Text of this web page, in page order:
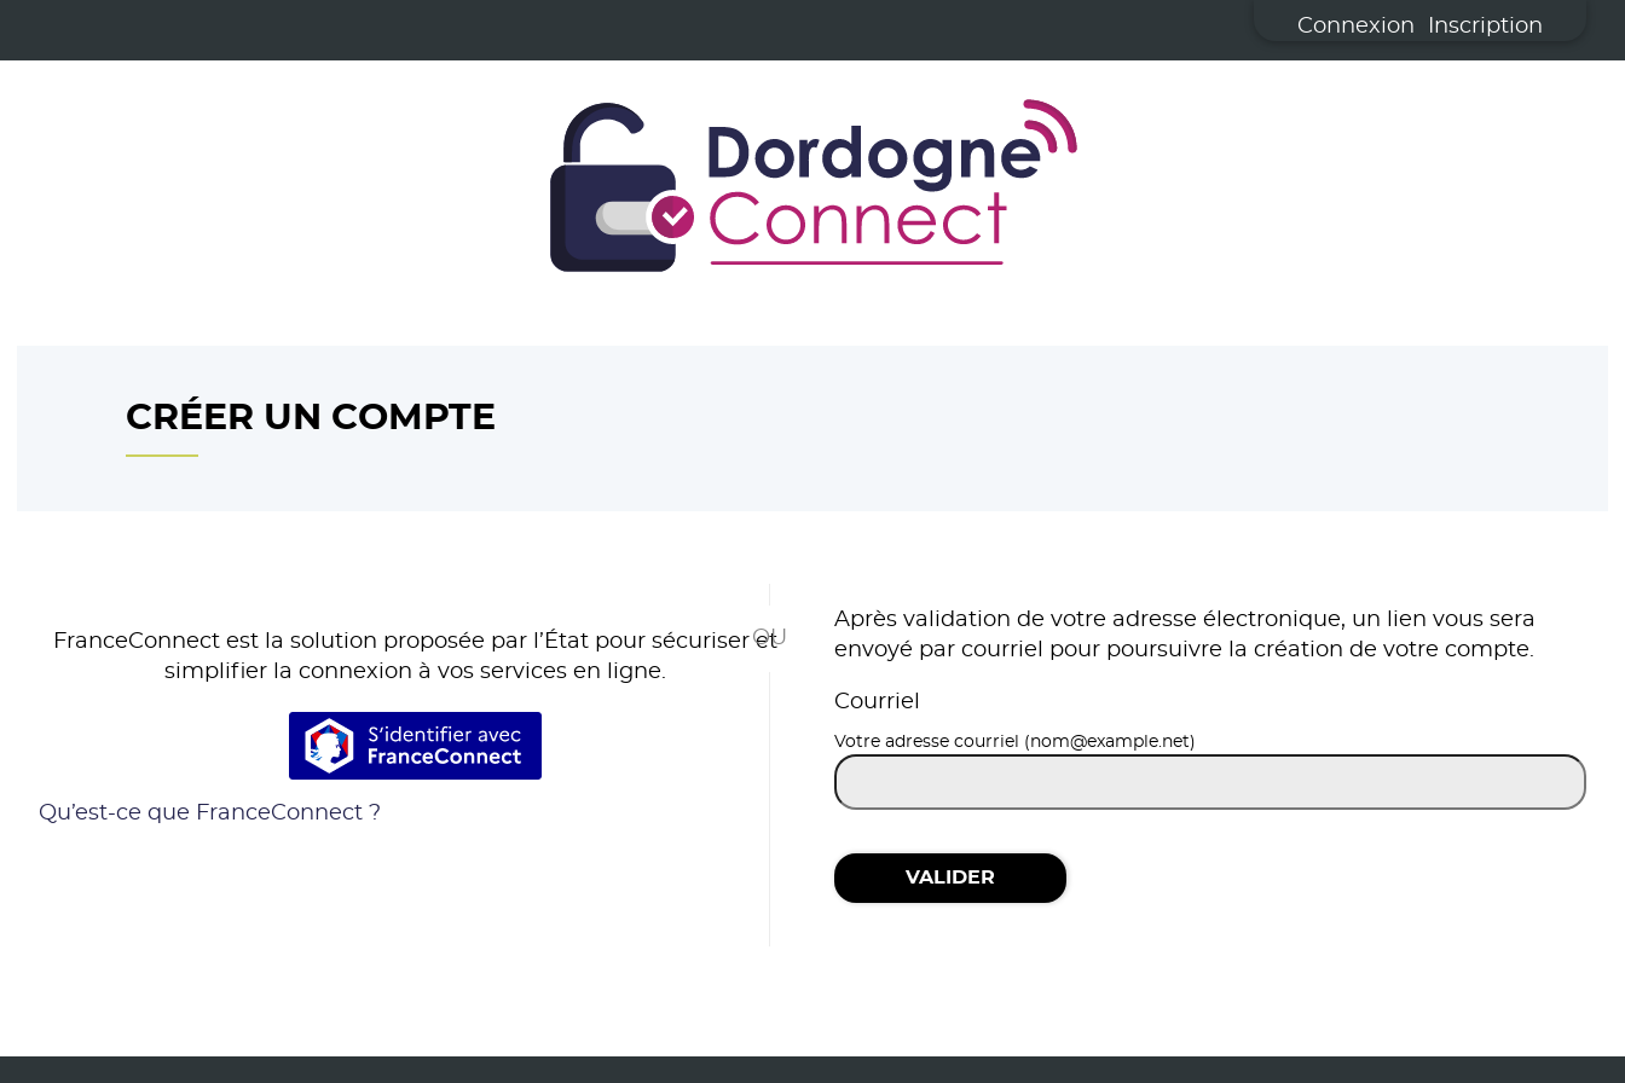
Connexion Inscription
CRÉER UN COMPTE
FranceConnect est la solution proposée par l’État pour sécuriser et
simplifier la connexion à vos services en ligne.
S’identifier avec FranceConnect
Qu’est-ce que FranceConnect ?
Après validation de votre adresse électronique, un lien vous sera
envoyé par courriel pour poursuivre la création de votre compte.
Courriel
Votre adresse courriel (nom@example.net)
VALIDER